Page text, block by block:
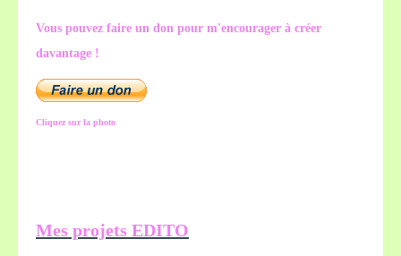
Vous pouvez faire un don pour m'encourager à créer
davantage !
Cliquez sur la photo
Mes projets EDITO